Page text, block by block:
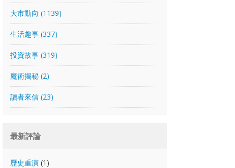
大市動向 (1139)
生活趣事 (337)
投資故事 (319)
魔術揭秘 (2)
讀者來信 (23)
最新評論
歷史重演 (1)